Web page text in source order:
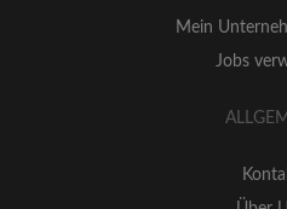
Mein
Jobs